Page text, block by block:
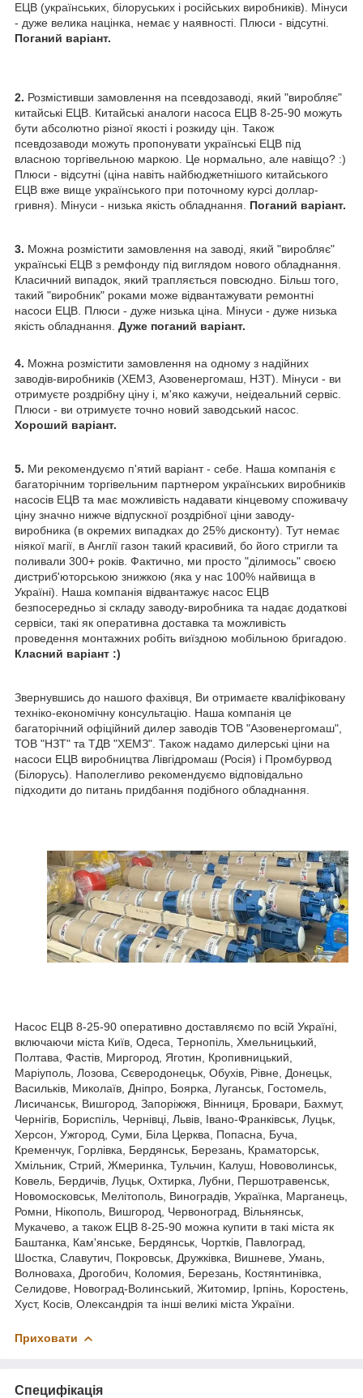
ЕЦВ (українських, білоруських і російських виробників). Мінуси
- дуже велика націнка, немає у наявності. Плюси - відсутні.
Поганий варіант.
2. Розмістивши замовлення на псевдозаводі, який "виробляє"
китайські ЕЦВ. Китайські аналоги насоса ЕЦВ 8-25-90 можуть
бути абсолютно різної якості і розкиду цін. Також
псевдозаводи можуть пропонувати українські ЕЦВ під
власною торгівельною маркою. Це нормально, але навіщо? :)
Плюси - відсутні (ціна навіть найбюджетнішого китайського
ЕЦВ вже вище українського при поточному курсі доллар-
гривня). Мінуси - низька якість обладнання. Поганий варіант.
3. Можна розмістити замовлення на заводі, який "виробляє"
українські ЕЦВ з ремфонду під виглядом нового обладнання.
Класичний випадок, який трапляється повсюдно. Більш того,
такий "виробник" роками може відвантажувати ремонтні
насоси ЕЦВ. Плюси - дуже низька ціна. Мінуси - дуже низька
якість обладнання. Дуже поганий варіант.
4. Можна розмістити замовлення на одному з надійних
заводів-виробників (ХЕМЗ, Азовенергомаш, НЗТ). Мінуси - ви
отримуєте роздрібну ціну і, м'яко кажучи, неідеальний сервіс.
Плюси - ви отримуєте точно новий заводський насос.
Хороший варіант.
5. Ми рекомендуємо п'ятий варіант - себе. Наша компанія є
багаторічним торгівельним партнером українських виробників
насосів ЕЦВ та має можливість надавати кінцевому споживачу
ціну значно нижче відпускної роздрібної ціни заводу-
виробника (в окремих випадках до 25% дисконту). Тут немає
ніякої магії, в Англії газон такий красивий, бо його стригли та
поливали 300+ років. Фактично, ми просто "ділимось" своєю
дистриб'юторською знижкою (яка у нас 100% найвища в
Україні). Наша компанія відвантажує насос ЕЦВ
безпосередньо зі складу заводу-виробника та надає додаткові
сервіси, такі як оперативна доставка та можливість
проведення монтажних робіть виїздною мобільною бригадою.
Класний варіант :)
Звернувшись до нашого фахівця, Ви отримаєте кваліфіковану
техніко-економічну консультацію. Наша компанія це
багаторічний офіційний дилер заводів ТОВ "Азовенергомаш",
ТОВ "НЗТ" та ТДВ "ХЕМЗ". Також надамо дилерські ціни на
насоси ЕЦВ виробництва Лівгідромаш (Росія) і Промбурвод
(Білорусь). Наполегливо рекомендуємо відповідально
підходити до питань придбання подібного обладнання.
Насос ЕЦВ 8-25-90 оперативно доставляємо по всій Україні,
включаючи міста Київ, Одеса, Тернопіль, Хмельницький,
Полтава, Фастів, Миргород, Яготин, Кропивницький,
Маріуполь, Лозова, Сєверодонецьк, Обухів, Рівне, Донецьк,
Васильків, Миколаїв, Дніпро, Боярка, Луганськ, Гостомель,
Лисичанськ, Вишгород, Запоріжжя, Вінниця, Бровари, Бахмут,
Чернігів, Бориспіль, Чернівці, Львів, Івано-Франківськ, Луцьк,
Херсон, Ужгород, Суми, Біла Церква, Попасна, Буча,
Кременчук, Горлівка, Бердянськ, Березань, Краматорськ,
Хмільник, Стрий, Жмеринка, Тульчин, Калуш, Нововолинськ,
Ковель, Бердичів, Луцьк, Охтирка, Лубни, Першотравенськ,
Новомосковськ, Мелітополь, Виноградів, Українка, Марганець,
Ромни, Нікополь, Вишгород, Червоноград, Вільнянськ,
Мукачево, а також ЕЦВ 8-25-90 можна купити в такі міста як
Баштанка, Кам'янське, Бердянськ, Чортків, Павлоград,
Шостка, Славутич, Покровськ, Дружківка, Вишневе, Умань,
Волноваха, Дрогобич, Коломия, Березань, Костянтинівка,
Селидове, Новоград-Волинський, Житомир, Ірпінь, Коростень,
Хуст, Косів, Олександрія та інші великі міста України.
Приховати
Специфікація